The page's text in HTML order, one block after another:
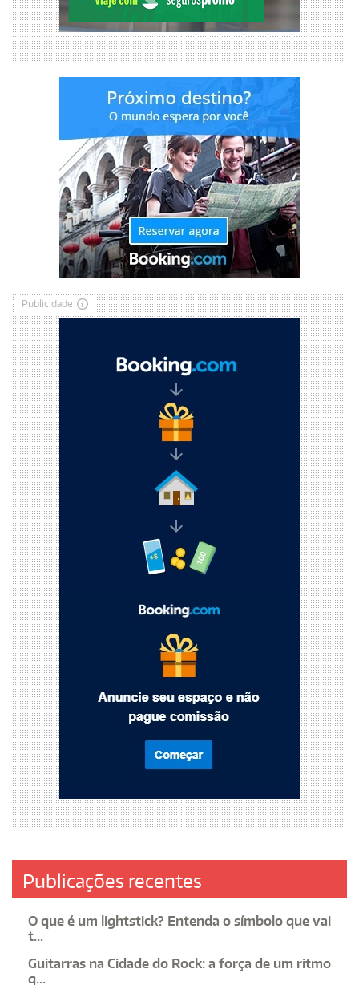
Publicidade
Publicações recentes
O que é um lightstick? Entenda o símbolo que vai
t...
Guitarras na Cidade do Rock: a força de um ritmo
q...